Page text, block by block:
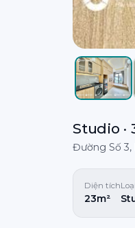
Studio ·
Đường Số 3,
Diện tích
23m²